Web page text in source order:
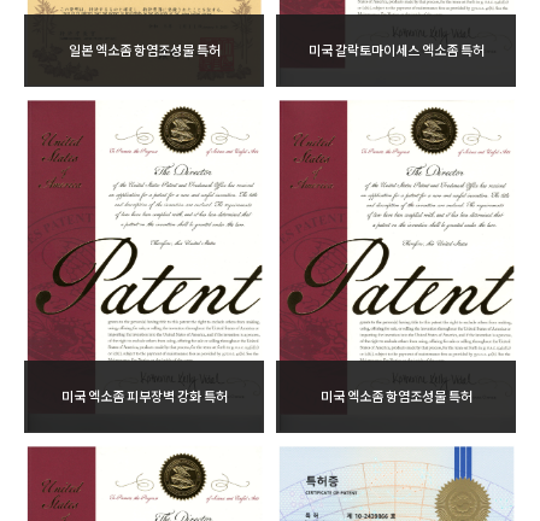
일본 엑소좀 항염조성물 특허 미국 갈락토마이세스 엑소좀 특허
미국 엑소좀 피부장벽 강화 특허 미국 엑소좀 항염조성물 특허